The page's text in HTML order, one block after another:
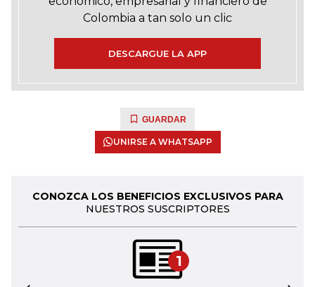
Colombia a tan solo un clic
DESCARGUE LA APP
GUARDAR
UNIRSE A WHATSAPP
CONOZCA LOS BENEFICIOS EXCLUSIVOS PARA
NUESTROS SUSCRIPTORES
1